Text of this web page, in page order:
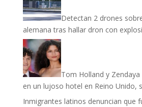
Detectan 2 drones
alemana tras hallar dron con
Tom Holland y
en un lujoso hotel en Reino Unido,
Inmigrantes latinos denuncian que